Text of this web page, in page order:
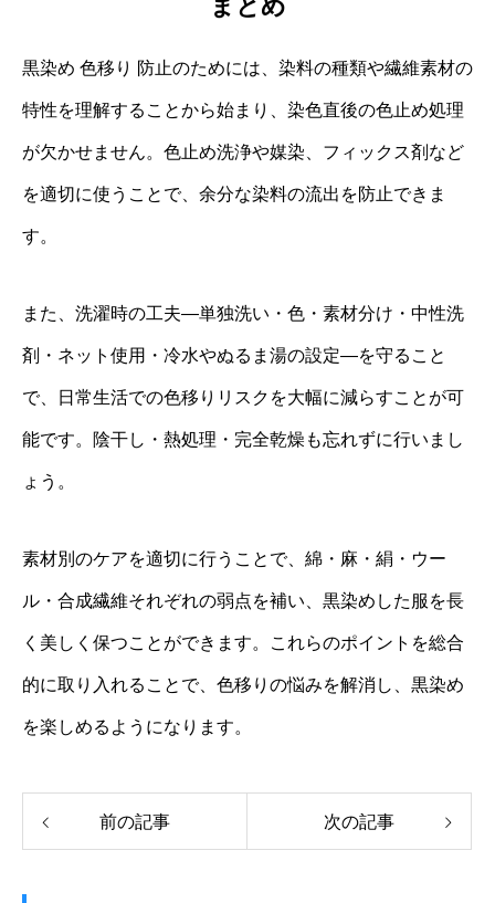
まとめ
黒染め 色移り 防止のためには、染料の種類や繊維素材の
特性を理解することから始まり、染色直後の色止め処理
が欠かせません。色止め洗浄や媒染、フィックス剤など
を適切に使うことで、余分な染料の流出を防止できま
す。
また、洗濯時の工夫—単独洗い・色・素材分け・中性洗
剤・ネット使用・冷水やぬるま湯の設定—を守ること
で、日常生活での色移りリスクを大幅に減らすことが可
能です。陰干し・熱処理・完全乾燥も忘れずに行いまし
ょう。
素材別のケアを適切に行うことで、綿・麻・絹・ウー
ル・合成繊維それぞれの弱点を補い、黒染めした服を長
く美しく保つことができます。これらのポイントを総合
的に取り入れることで、色移りの悩みを解消し、黒染め
を楽しめるようになります。
前の記事 次の記事